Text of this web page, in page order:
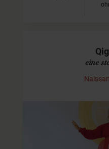
eine
Übungen für
Dieses Video ist eine